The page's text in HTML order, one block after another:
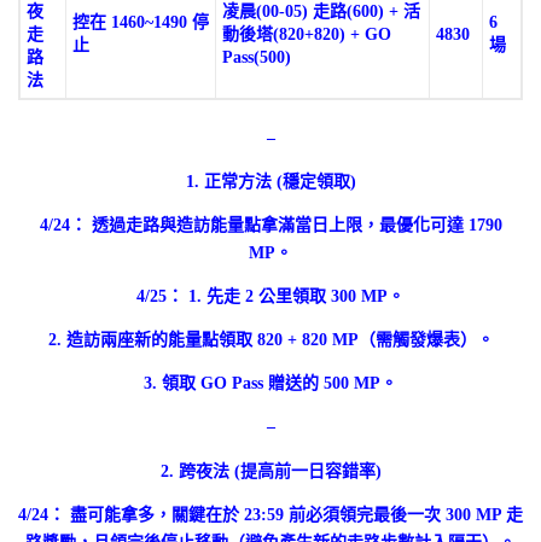
夜
走
路
法
控在 1460~1490 停
止
凌晨(00-05) 走路(600) + 活
動後塔(820+820) + GO
Pass(500)
4830
6
場
–
1. 正常方法 (穩定領取)
4/24： 透過走路與造訪能量點拿滿當日上限，最優化可達 1790
MP。
4/25： 1. 先走 2 公里領取 300 MP。
2. 造訪兩座新的能量點領取 820 + 820 MP（需觸發爆表）。
3. 領取 GO Pass 贈送的 500 MP。
–
2. 跨夜法 (提高前一日容錯率)
4/24： 盡可能拿多，關鍵在於 23:59 前必須領完最後一次 300 MP 走